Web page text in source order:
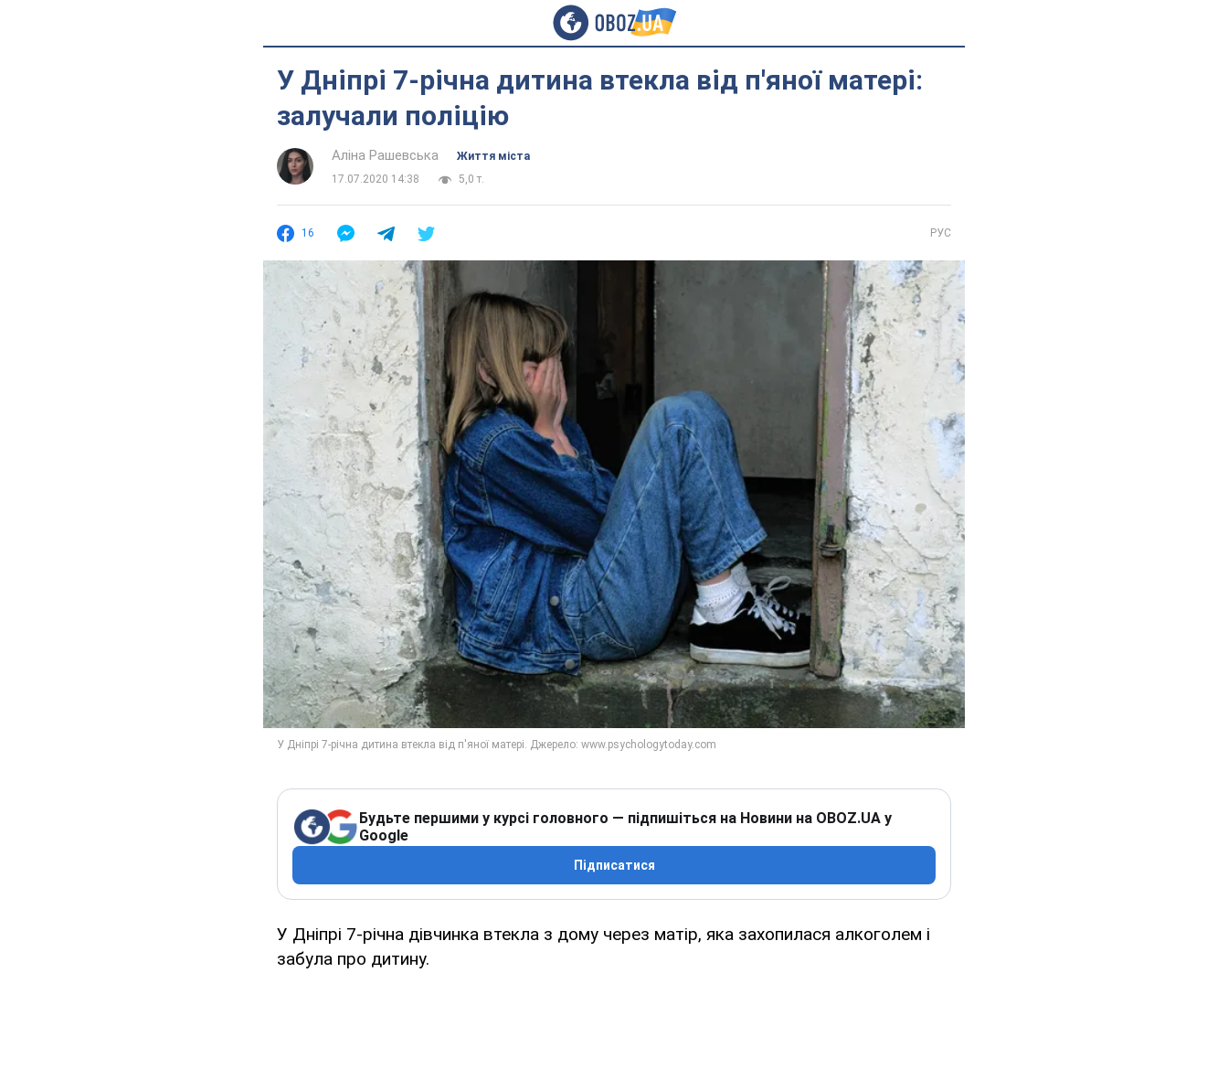
У Дніпрі 7-річна дитина втекла від п'яної матері:
залучали поліцію
Аліна Рашевська
Життя міста
17.07.2020 14:38
5,0 т.
16 РУС
Будьте першими у курсі головного — підпишіться на Новини на OBOZ.UA у
Google
Підписатися
У Дніпрі 7-річна дівчинка втекла з дому через матір, яка захопилася алкоголем і
забула про дитину.